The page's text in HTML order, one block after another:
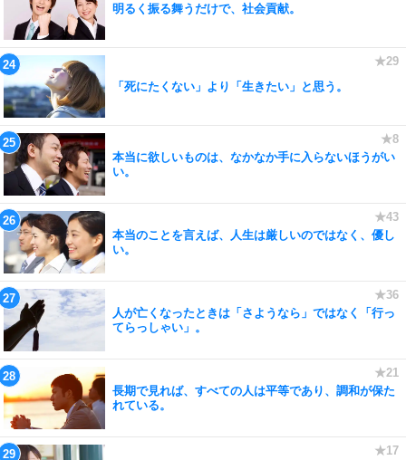
明るく振る舞うだけで、社会貢献。
「死にたくない」より「生きたい」と思う。
本当に欲しいものは、なかなか手に入らないほうがい
い。
本当のことを言えば、人生は厳しいのではなく、優し
い。
人が亡くなったときは「さようなら」ではなく「行っ
てらっしゃい」。
長期で見れば、すべての人は平等であり、調和が保た
れている。